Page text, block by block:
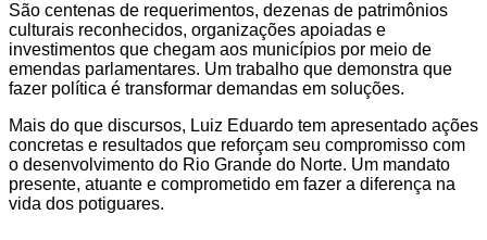
São centenas de requerimentos, dezenas de patrimônios
culturais reconhecidos, organizações apoiadas e
investimentos que chegam aos municípios por meio de
emendas parlamentares. Um trabalho que demonstra que
fazer política é transformar demandas em soluções.
Mais do que discursos, Luiz Eduardo tem apresentado ações
concretas e resultados que reforçam seu compromisso com
o desenvolvimento do Rio Grande do Norte. Um mandato
presente, atuante e comprometido em fazer a diferença na
vida dos potiguares.